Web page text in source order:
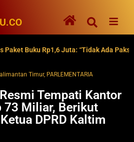
Rp1,6 Juta: “Tidak Ada Paksaan”
Timur, PARLEMENTARIA
Tempati Kantor
73 Miliar, Berikut
DPRD Kaltim